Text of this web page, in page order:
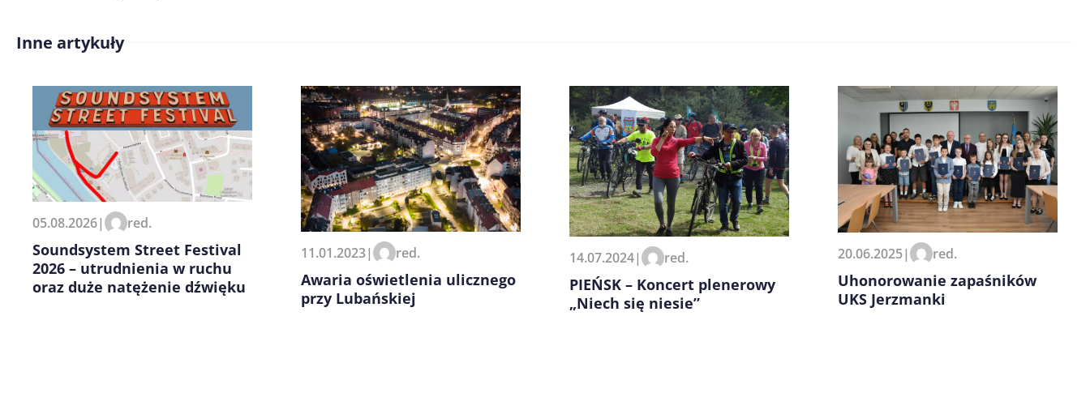
Zapamiętaj moje dane w tej przeglądarce podczas pisania
kolejnych komentarzy.
Inne artykuły
05.08.2026| red.
Soundsystem Street Festival
2026 – utrudnienia w ruchu
oraz duże natężenie dźwięku
11.01.2023| red.
Awaria oświetlenia ulicznego
przy Lubańskiej
14.07.2024| red.
PIEŃSK – Koncert plenerowy
„Niech się niesie”
20.06.2025| red.
Uhonorowanie zapaśników
UKS Jerzmanki